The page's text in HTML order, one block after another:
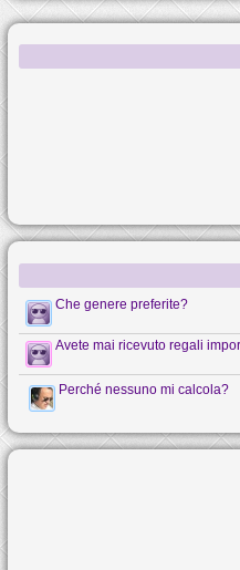
Che genere preferite?
Avete mai ricevuto regali
Perché nessuno mi calcola?